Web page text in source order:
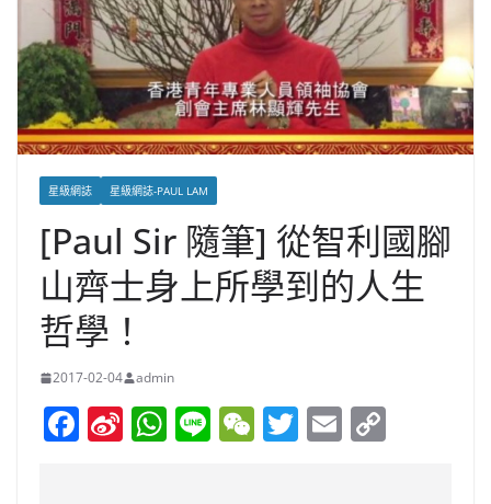
星級網誌 星級網誌-PAUL LAM
[Paul Sir 隨筆] 從智利國腳
山齊士身上所學到的人生
哲學！
2017-02-04 admin
F Si W Li W T E